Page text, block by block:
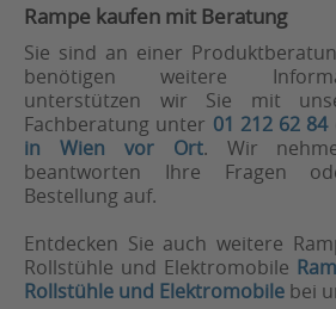
Rampe kaufen mit Beratung
Sie sind an einer
benötigen weitere
unterstützen wir Sie mit
Fachberatung unter 01 212 62 84
in Wien vor Ort. Wir
beantworten Ihre Fragen
Bestellung auf.
Entdecken Sie auch weitere
Rollstühle und Elektromobile
Rollstühle und Elektromobile bei